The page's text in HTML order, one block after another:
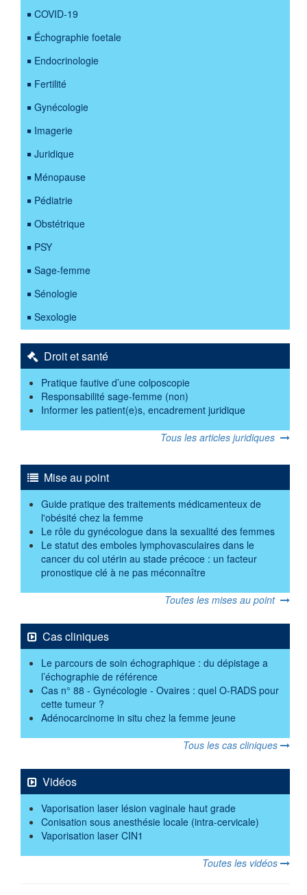
COVID-19
Échographie foetale
Endocrinologie
Fertilité
Gynécologie
Imagerie
Juridique
Ménopause
Pédiatrie
Obstétrique
PSY
Sage-femme
Sénologie
Sexologie
Droit et santé
Pratique fautive d’une colposcopie
Responsabilité sage-femme (non)
Informer les patient(e)s, encadrement juridique
Tous les articles juridiques
Mise au point
Guide pratique des traitements médicamenteux de
l'obésité chez la femme
Le rôle du gynécologue dans la sexualité des femmes
Le statut des emboles lymphovasculaires dans le
cancer du col utérin au stade précoce : un facteur
pronostique clé à ne pas méconnaître
Toutes les mises au point
Cas cliniques
Le parcours de soin échographique : du dépistage a
l’échographie de référence
Cas n° 88 - Gynécologie - Ovaires : quel O-RADS pour
cette tumeur ?
Adénocarcinome in situ chez la femme jeune
Tous les cas cliniques
Vidéos
Vaporisation laser lésion vaginale haut grade
Conisation sous anesthésie locale (intra-cervicale)
Vaporisation laser CIN1
Toutes les vidéos